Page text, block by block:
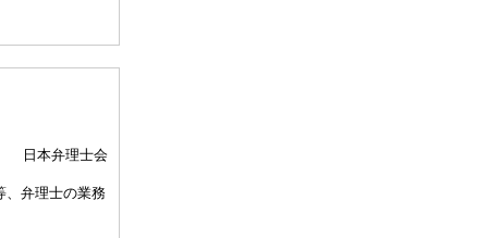
日本弁理士会
、弁理士の業務